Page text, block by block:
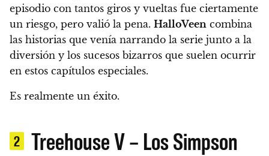
episodio con tantos giros y vueltas fue ciertamente
un riesgo, pero valió la pena. HalloVeen combina
las historias que venía narrando la serie junto a la
diversión y los sucesos bizarros que suelen ocurrir
en estos capítulos especiales.
Es realmente un éxito.
2 Treehouse V – Los Simpson